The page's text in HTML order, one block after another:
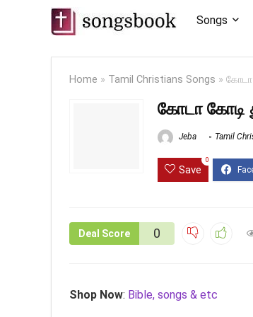
Songs
Home » Tamil Christians Songs » கோடா
கோடா கோடி
Jeba Tamil
Save
0
Deal Score 0
Shop Now: Bible, songs & etc